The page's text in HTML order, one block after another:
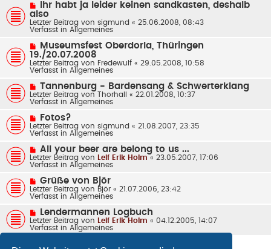
a
g
B
e
i
t
g
e
u
e
r
B
e
i
t
r
g
Ihr habt ja leider keinen sandkasten, deshalb
also
Letzter Beitrag von sigmund « 25.06.2008, 08:43
Verfasst in Allgemeines
e
u
e
r
B
i
t
g
Museumsfest Oberdorla, Thüringen
19./20.07.2008
Letzter Beitrag von Fredewulf « 29.05.2008, 10:58
Verfasst in Allgemeines
N
e
u
B
e
i
a
g
Tannenburg - Bardensang & Schwerterklang
Letzter Beitrag von Thorhall « 22.01.2008, 10:37
Verfasst in Allgemeines
e
u
B
e
i
a
g
Fotos?
Letzter Beitrag von sigmund « 21.08.2007, 23:35
Verfasst in Allgemeines
N
e
u
B
e
i
a
g
All your beer are belong to us ...
Letzter Beitrag von Leif Erik Holm « 23.05.2007, 17:06
Verfasst in Allgemeines
N
e
u
B
e
i
Grüße von Björ
Letzter Beitrag von Björ « 21.07.2006, 23:42
Verfasst in Allgemeines
e
u
e
B
Lendermannen Logbuch
Letzter Beitrag von Leif Erik Holm « 04.12.2005, 14:07
Verfasst in Allgemeines